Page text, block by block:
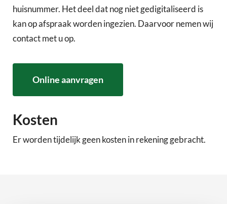
huisnummer. Het deel dat nog niet gedigitaliseerd is
kan op afspraak worden ingezien. Daarvoor nemen wij
contact met u op.
Online aanvragen
Kosten
Er worden tijdelijk geen kosten in rekening gebracht.